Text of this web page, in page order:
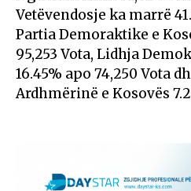
Vetëvendosje ka marrë
Partia Demoraktike e
95,253 Vota, Lidhja
16.45% apo 74,250 Vota
Ardhmërinë e Kosovës